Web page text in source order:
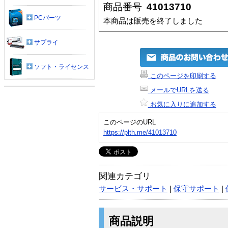
商品番号 41013710
本商品は販売を終了しました
このページを印刷する
メールでURLを送る
お気に入りに追加する
このページのURL
https://plth.me/41013710
関連カテゴリ
サービス・サポート 保守サポート
商品説明
PCパーツ
サプライ
ソフト・ライセンス